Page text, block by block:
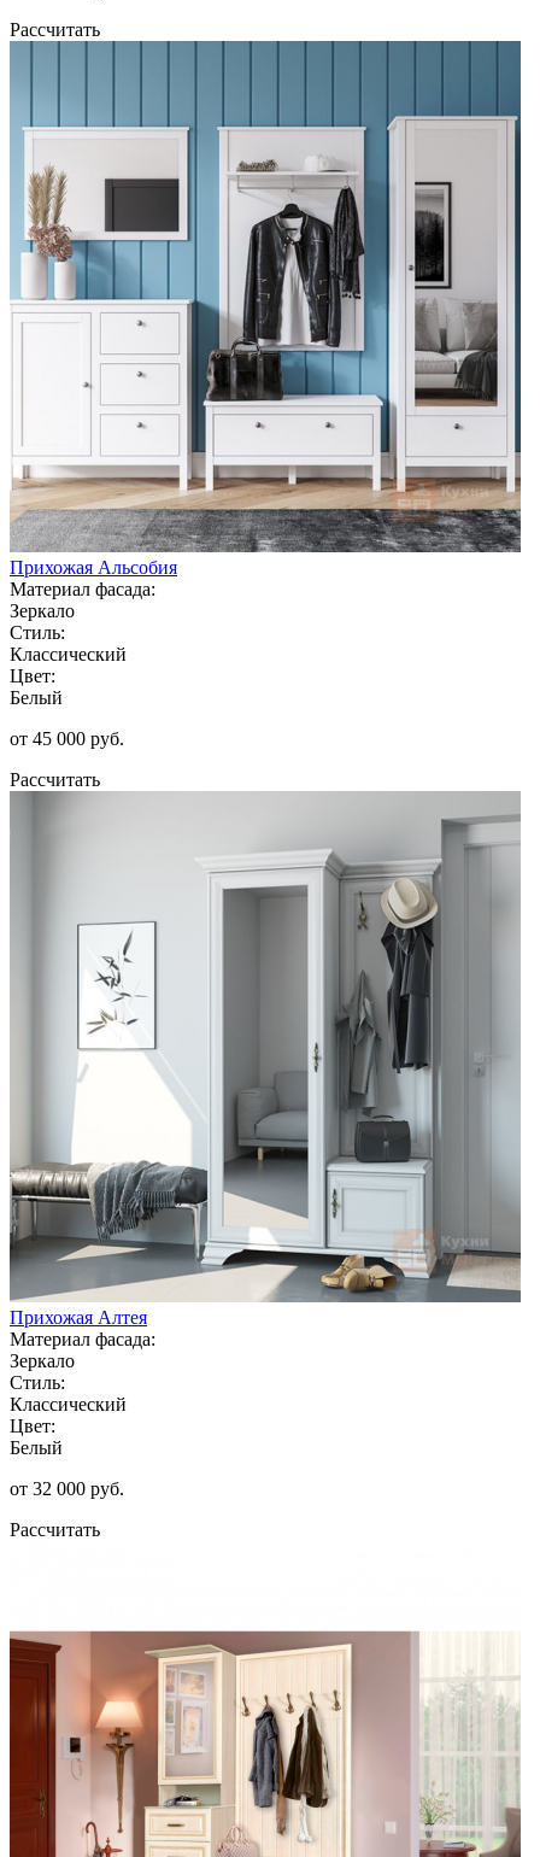
Рассчитать
Прихожая Альсобия
Материал фасада:
Зеркало
Стиль:
Классический
Цвет:
Белый
от 45 000 руб.
Рассчитать
Прихожая Алтея
Материал фасада:
Зеркало
Стиль:
Классический
Цвет:
Белый
от 32 000 руб.
Рассчитать